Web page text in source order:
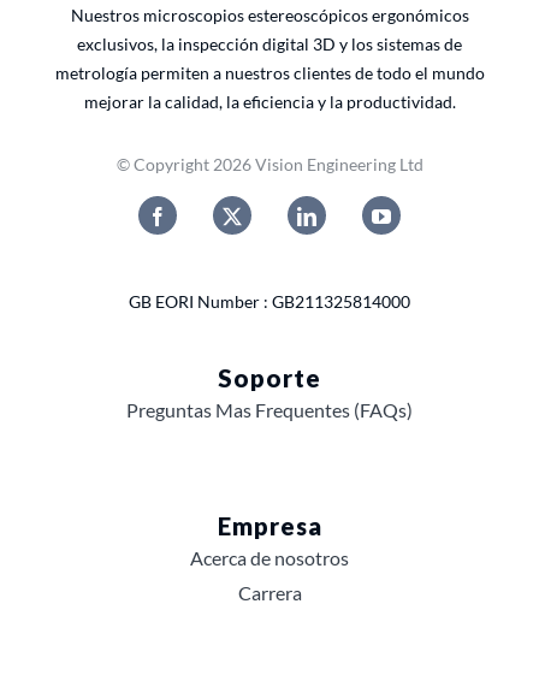
Nuestros microscopios estereoscópicos ergonómicos
exclusivos, la inspección digital 3D y los sistemas de
metrología permiten a nuestros clientes de todo el mundo
mejorar la calidad, la eficiencia y la productividad.
© Copyright 2026 Vision Engineering Ltd
GB EORI Number : GB211325814000
Soporte
Preguntas Mas Frequentes (FAQs)
Empresa
Acerca de nosotros
Carrera